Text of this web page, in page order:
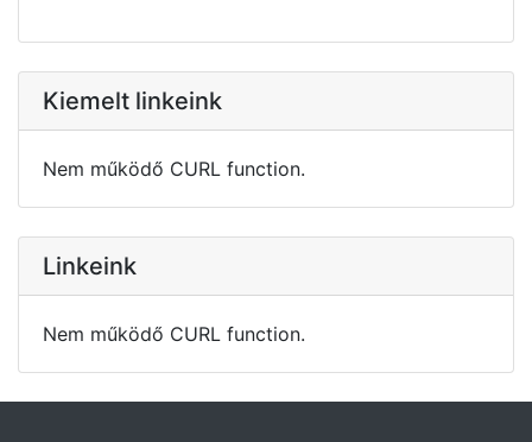
Kiemelt linkeink
Nem működő CURL function.
Linkeink
Nem működő CURL function.